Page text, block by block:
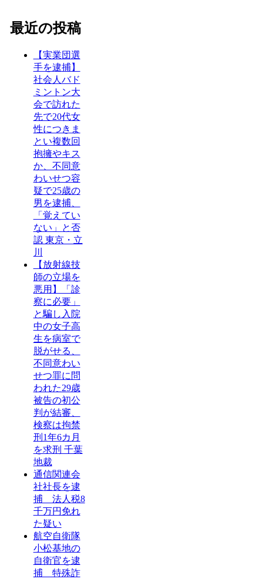
最近の投稿
【実業団選
手を逮捕】
社会人バド
ミントン大
会で訪れた
先で20代女
性につきま
とい複数回
抱擁やキス
か、不同意
わいせつ容
疑で25歳の
男を逮捕、
「覚えてい
ない」と否
認 東京・立
川
【放射線技
師の立場を
悪用】「診
察に必要」
と騙し入院
中の女子高
生を病室で
脱がせる、
不同意わい
せつ罪に問
われた29歳
被告の初公
判が結審、
検察は拘禁
刑1年6カ月
を求刑 千葉
地裁
通信関連会
社社長を逮
捕 法人税8
千万円免れ
た疑い
航空自衛隊
小松基地の
自衛官を逮
捕 特殊詐